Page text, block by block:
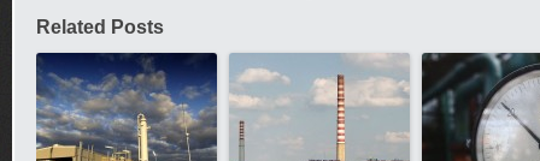
Related Posts